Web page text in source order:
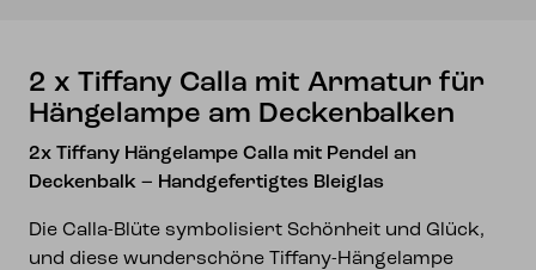
2 x Tiffany Calla mit Armatur für
Hängelampe am Deckenbalken
2x Tiffany Hängelampe Calla mit Pendel an
Deckenbalk – Handgefertigtes Bleiglas
Die Calla-Blüte symbolisiert Schönheit und Glück,
und diese wunderschöne Tiffany-Hängelampe